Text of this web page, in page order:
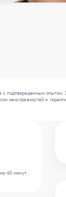
с подтвержденным
неисправностей и
60 минут.